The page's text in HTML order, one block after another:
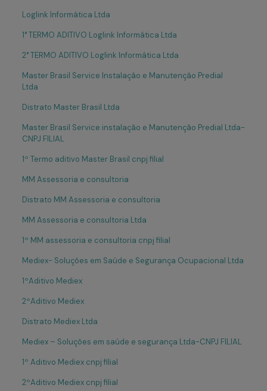
Loglink Informática Ltda
1° TERMO ADITIVO Loglink Informática Ltda
2° TERMO ADITIVO Loglink Informática Ltda
Master Brasil Service Instalação e Manutenção Predial
Ltda
Distrato Master Brasil Ltda
Master Brasil Service instalação e Manutenção Predial Ltda-
CNPJ FILIAL
1º Termo aditivo Master Brasil cnpj filial
MM Assessoria e consultoria
Distrato MM Assessoria e consultoria
MM Assessoria e consultoria Ltda
1º MM assessoria e consultoria cnpj filial
Mediex- Soluções em Saúde e Segurança Ocupacional Ltda
1ºAditivo Mediex
2ºAditivo Mediex
Distrato Mediex Ltda
Mediex – Soluções em saúde e segurança Ltda-CNPJ FILIAL
1º Aditivo Mediex cnpj filial
2ºAditivo Mediex cnpj filial